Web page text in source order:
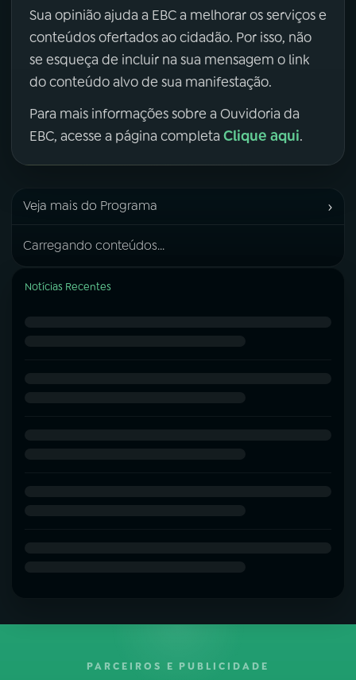
Sua opinião ajuda a EBC a melhorar os serviços e
conteúdos ofertados ao cidadão. Por isso, não
se esqueça de incluir na sua mensagem o link
do conteúdo alvo de sua manifestação.
Para mais informações sobre a Ouvidoria da
EBC, acesse a página completa Clique aqui.
Veja mais do Programa ›
Carregando conteúdos...
Notícias Recentes
PARCEIROS E PUBLICIDADE